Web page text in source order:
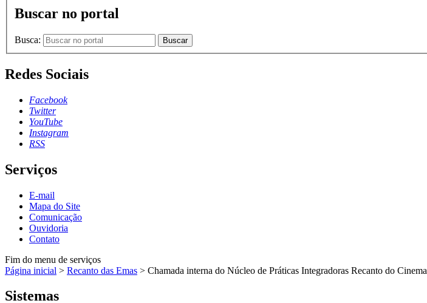
Buscar no portal
Busca: Buscar
Redes Sociais
Facebook
Twitter
YouTube
Instagram
RSS
Serviços
E-mail
Mapa do Site
Comunicação
Ouvidoria
Contato
Fim do menu de serviços
Página inicial > Recanto das Emas > Chamada interna do Núcleo de Práticas Integradoras Recanto do Cinema
Sistemas